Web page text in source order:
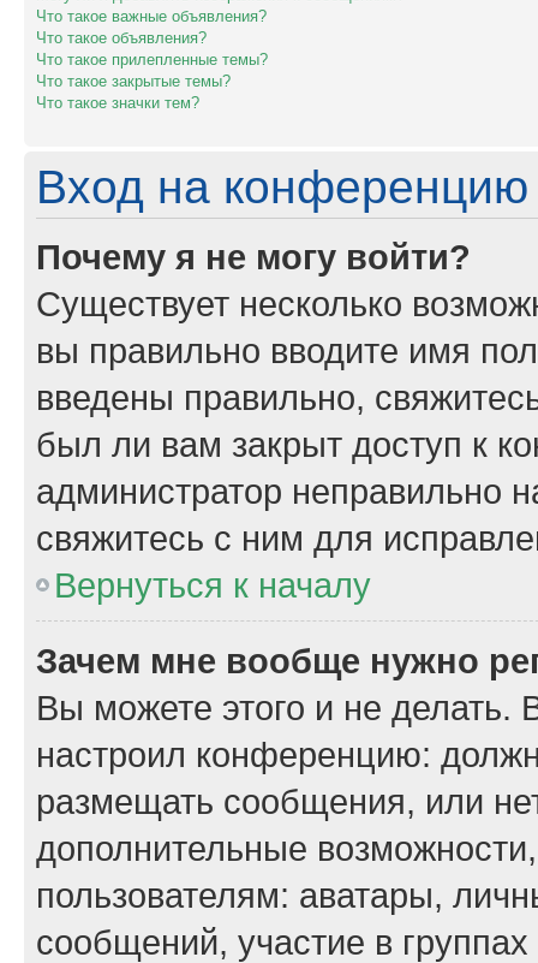
Что такое важные объявления?
Что такое объявления?
Что такое прилепленные темы?
Что такое закрытые темы?
Что такое значки тем?
Вход на конференцию
Почему я не могу войти?
Существует несколько
вы правильно вводите имя
введены правильно,
был ли вам закрыт доступ к
администратор неправильно
свяжитесь с ним для
Вернуться к началу
Зачем мне вообще нужно
Вы можете этого и не делать.
настроил конференцию:
размещать сообщения, или
дополнительные
пользователям: аватары,
сообщений, участие в